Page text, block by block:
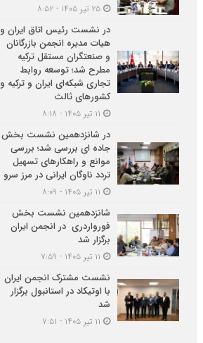
۲۵ تیر ۱۴۰۵ - ۸:۵۲
در نشست رئیس اتاق ایران و
هیات مدیره انجمن بازرگانان
و صنعتگران مستقل ترکیه
مطرح شد؛ توسعه روابط
تجاری شبکه‌ای ایران و ترکیه و
کشورهای ثالث
در شانزدهمین نشست بخش
جاده ای بررسی شد؛ بررسی
موانع و راهکارهای تسهیل
تردد ناوگان ایرانی در مرز سرو
شانزدهمین نشست بخش
فورواردری در انجمن ایران
برگزار شد
نشست مشترک انجمن ایران
با اوتیکاد در استانبول برگزار
شد